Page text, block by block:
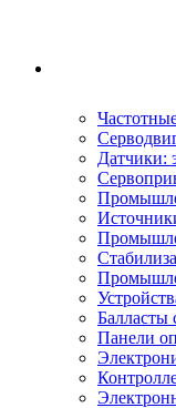
Датчики:
Балласты
Панели